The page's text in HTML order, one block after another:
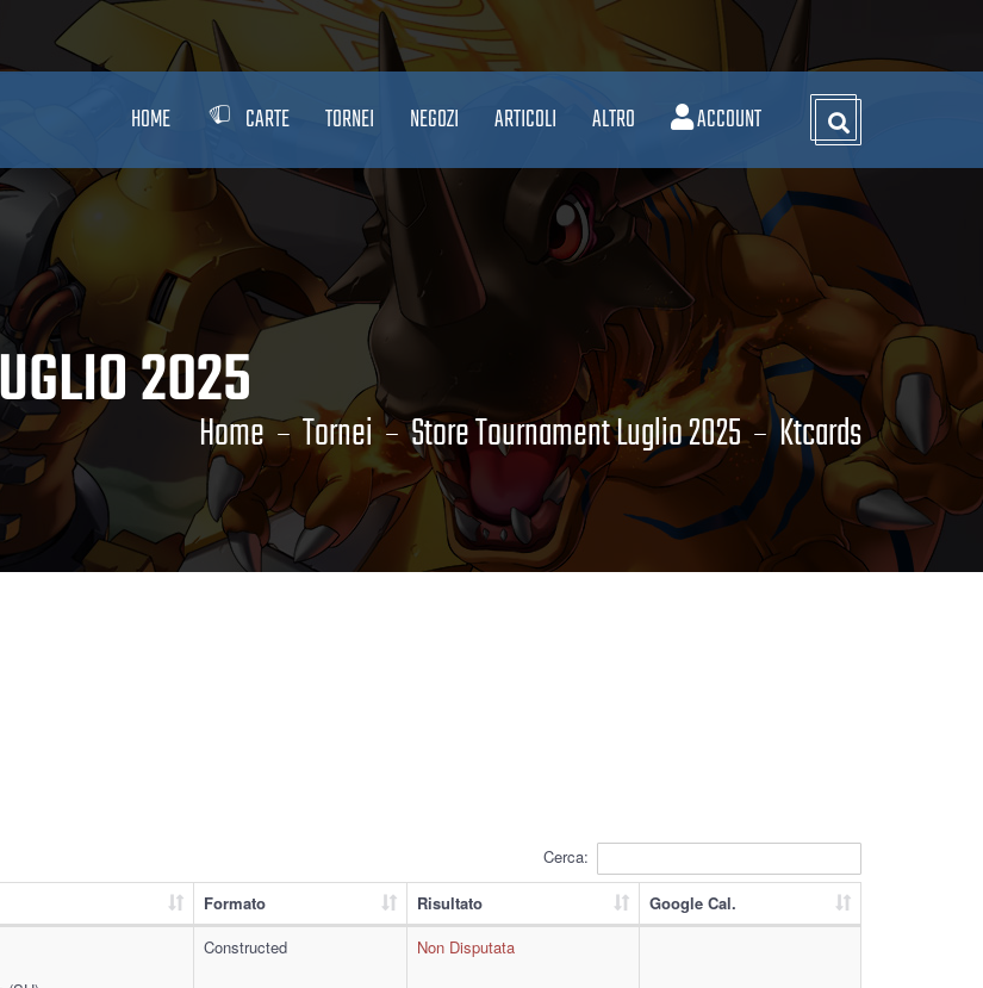
HOME CARTE TORNEI NEGOZI ARTICOLI ALTRO ACCOUNT
2025
Home Tornei Store Tournament Luglio 2025 Ktcards
Cerca:
Formato Risultato
Google Cal.
Constructed Non Disputata